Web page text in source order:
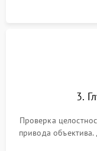
3.
Проверка
привода
питания и